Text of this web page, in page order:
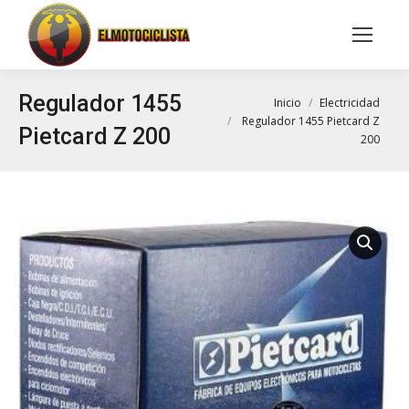
Buscar:
Regulador 1455
Pietcard Z 200
Inicio
Electricidad
Regulador 1455 Pietcard Z
200